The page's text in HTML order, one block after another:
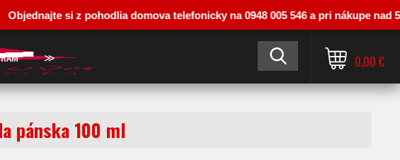
≫ 0,00 €
pánska 100 ml
si z pohodlia domova telefonicky na 0948 005 546 a pri nákupe nad 50 €